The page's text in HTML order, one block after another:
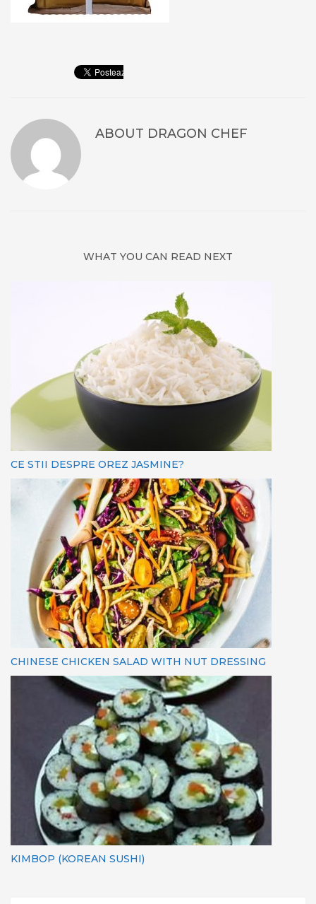
ABOUT DRAGON CHEF
WHAT YOU CAN READ NEXT
CE STII DESPRE OREZ JASMINE?
CHINESE CHICKEN SALAD WITH NUT DRESSING
KIMBOP (KOREAN SUSHI)